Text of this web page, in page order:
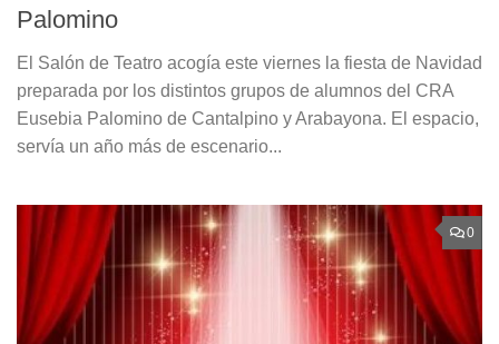
Palomino
El Salón de Teatro acogía este viernes la fiesta de Navidad
preparada por los distintos grupos de alumnos del CRA
Eusebia Palomino de Cantalpino y Arabayona. El espacio,
servía un año más de escenario...
0